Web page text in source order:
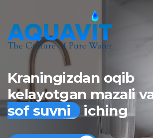
Kraningizdan oqib
kelayotgan mazali
sof suvni
iching